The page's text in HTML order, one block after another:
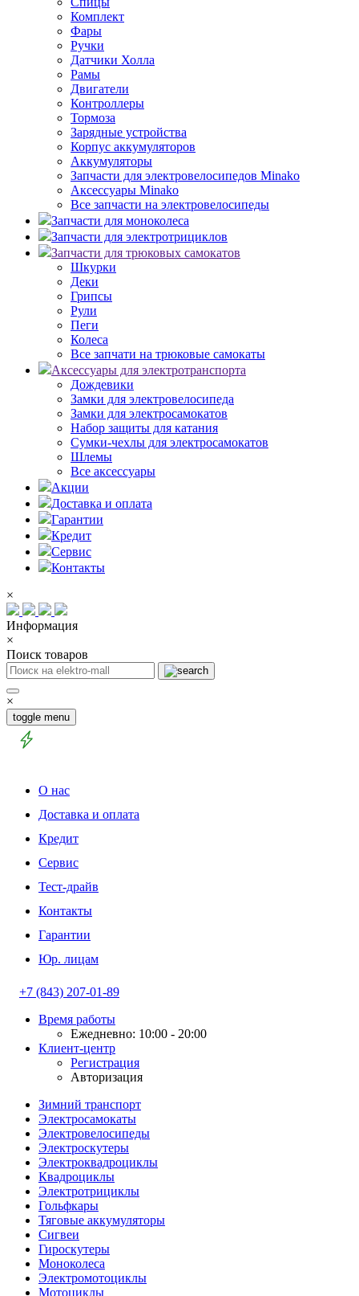
Комплект
Фары
Ручки
Датчики Холла
Рамы
Двигатели
Контроллеры
Тормоза
Зарядные устройства
Корпус аккумуляторов
Аккумуляторы
Запчасти для электровелосипедов Minako
Аксессуары Minako
Все запчасти на электровелосипеды
Запчасти для моноколеса
Запчасти для электротрициклов
Запчасти для трюковых самокатов
Шкурки
Деки
Грипсы
Рули
Пеги
Колеса
Все запчати на трюковые самокаты
Аксессуары для электротранспорта
Дождевики
Замки для электровелосипеда
Замки для электросамокатов
Набор защиты для катания
Сумки-чехлы для электросамокатов
Шлемы
Все аксессуары
Акции
Доставка и оплата
Гарантии
Кредит
Сервис
Контакты
×
Информация
×
Поиск товаров
×
toggle menu
О нас
Доставка и оплата
Кредит
Сервис
Тест-драйв
Контакты
Гарантии
Юр. лицам
+7 (843) 207-01-89
Время работы
Ежедневно: 10:00 - 20:00
Клиент-центр
Регистрация
Авторизация
Зимний транспорт
Электросамокаты
Электровелосипеды
Электроскутеры
Электроквадроциклы
Квадроциклы
Электротрициклы
Гольфкары
Тяговые аккумуляторы
Сигвеи
Гироскутеры
Моноколеса
Электромотоциклы
Мотоциклы